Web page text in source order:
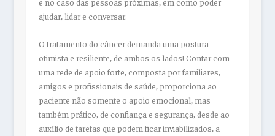
ajudar, lidar e conversar.
O tratamento do câncer demanda uma postura
otimista e resiliente, de ambos os lados! Contar com
uma rede de apoio forte, composta por familiares,
amigos e profissionais de saúde, proporciona ao
paciente não somente o apoio emocional, mas
também prático, de confiança e segurança, desde ao
auxílio de tarefas que podem ficar inviabilizados, a